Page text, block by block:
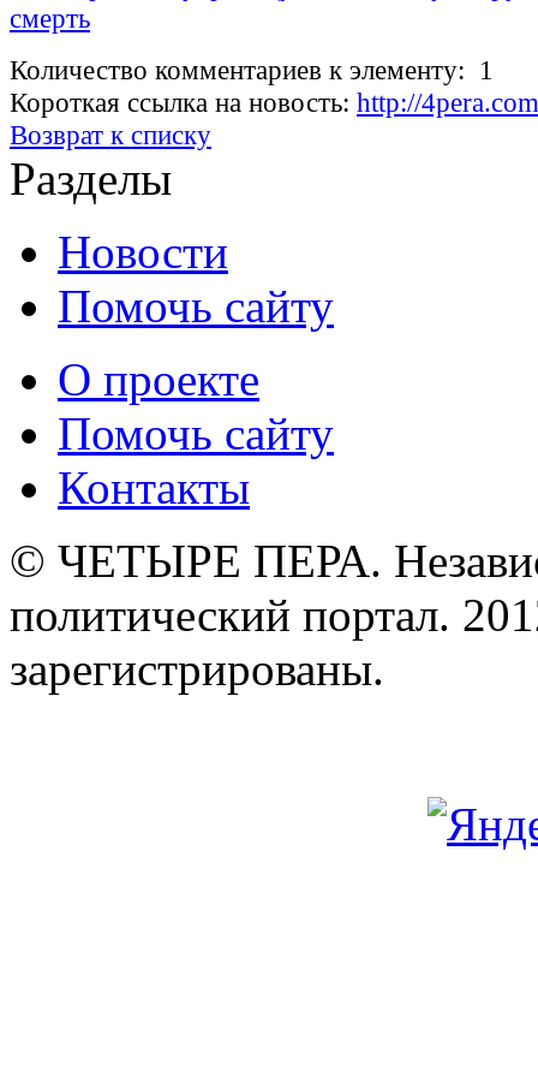
смерть
Количество комментариев к элементу: 1
Короткая ссылка на новость: http://
Возврат к списку
Разделы
Новости
Помочь сайту
О проекте
Помочь сайту
Контакты
© ЧЕТЫРЕ ПЕРА.
политический портал.
зарегистрированы.